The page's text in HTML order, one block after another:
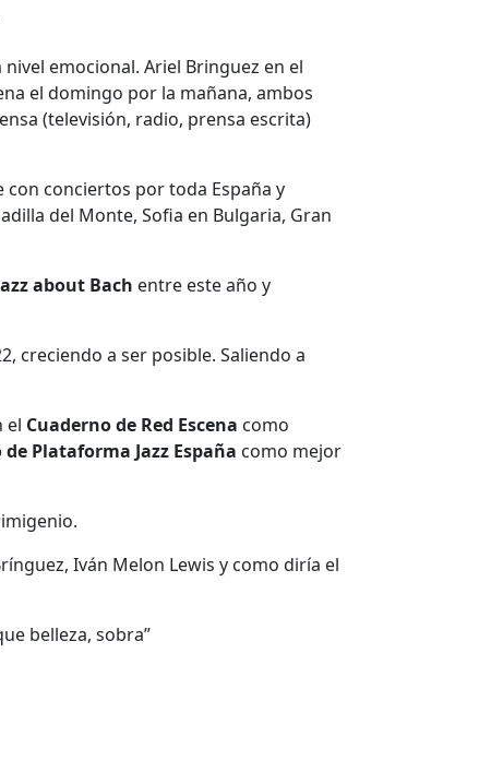
emocional. Ariel Bringuez en el
el domingo por la mañana, ambos
(televisión, radio, prensa escrita)
conciertos por toda España y
del Monte, Sofia en Bulgaria, Gran
about Bach entre este año y
creciendo a ser posible. Saliendo a
el Cuaderno de Red Escena como
Plataforma Jazz España como mejor
Iván Melon Lewis y como diría el
belleza, sobra”